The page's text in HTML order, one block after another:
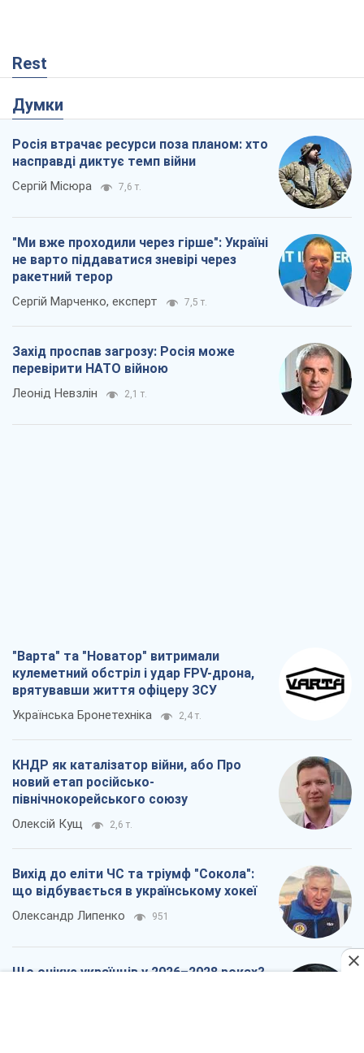
Rest
Думки
Росія втрачає ресурси поза планом: хто
насправді диктує темп війни
Сергій Місюра 7,6 т.
"Ми вже проходили через гірше": Україні
не варто піддаватися зневірі через
ракетний терор
Сергій Марченко, експерт 7,5 т.
Захід проспав загрозу: Росія може
перевірити НАТО війною
Леонід Невзлін 2,1 т.
"Варта" та "Новатор" витримали
кулеметний обстріл і удар FPV-дрона,
врятувавши життя офіцеру ЗСУ
Українська Бронетехніка 2,4 т.
КНДР як каталізатор війни, або Про
новий етап російсько-
північнокорейського союзу
Олексій Кущ 2,6 т.
Вихід до еліти ЧС та тріумф "Сокола":
що відбувається в українському хокеї
Олександр Липенко 951
Що очікує українців у 2026–2028 роках?